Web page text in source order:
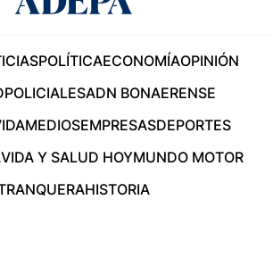
POLÍTICAECONOMÍAOPINIÓN
POLICIALESADN BONAERENSE
MEDIOSEMPRESASDEPORTES
VIDA Y SALUD HOYMUNDO MOTOR
HISTORIA